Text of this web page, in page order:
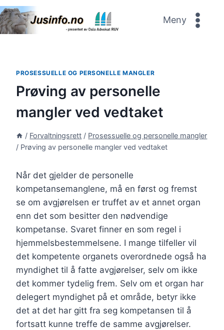
Skip
to
content
Meny
PROSESSUELLE OG PERSONELLE MANGLER
Prøving av personelle
mangler ved vedtaket
/ Forvaltningsrett / Prosessuelle og personelle mangler
/ Prøving av personelle mangler ved vedtaket
Når det gjelder de personelle
kompetansemanglene, må en først og fremst
se om avgjørelsen er truffet av et annet organ
enn det som besitter den nødvendige
kompetanse. Svaret finner en som regel i
hjemmelsbestemmelsene. I mange tilfeller vil
det kompetente organets overordnede også ha
myndighet til å fatte avgjørelser, selv om ikke
det kommer tydelig frem. Selv om et organ har
delegert myndighet på et område, betyr ikke
det at det har gitt fra seg kompetansen til å
fortsatt kunne treffe de samme avgjørelser.